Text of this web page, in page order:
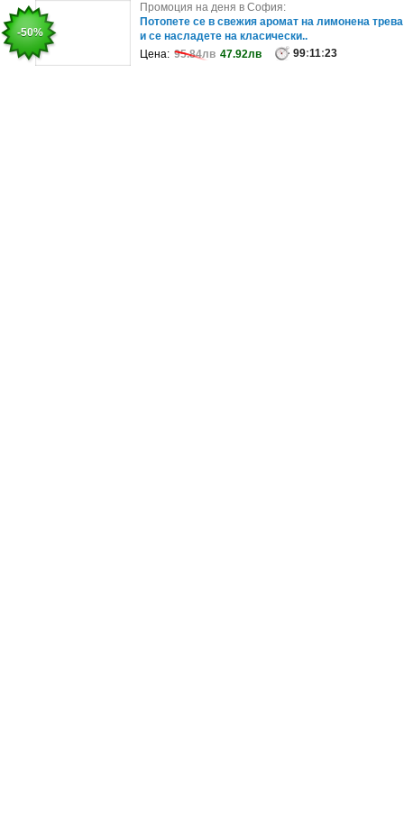
-25%
Промоция на деня в София:
Цял ден ползване на басейн, плюс хапване по
избор
Цена: 78.23лв 58.67лв 99:11:19
-50%
Промоция на деня в София:
Потопете се в свежия аромат на лимонена трева
и се насладете на класически..
Цена: 95.84лв 47.92лв 99:11:23